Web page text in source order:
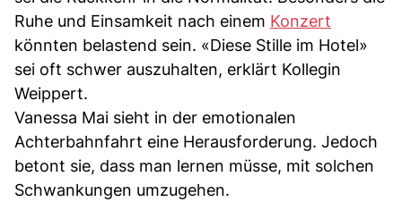
Ruhe und Einsamkeit nach einem Konzert
könnten belastend sein. «Diese Stille im Hotel»
sei oft schwer auszuhalten, erklärt Kollegin
Weippert.
Vanessa Mai sieht in der emotionalen
Achterbahnfahrt eine Herausforderung. Jedoch
betont sie, dass man lernen müsse, mit solchen
Schwankungen umzugehen.